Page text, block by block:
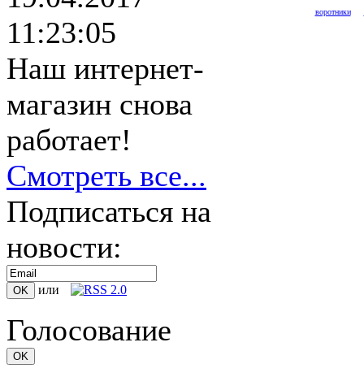
11:23:05
Наш интернет-
магазин снова
работает!
Смотреть все...
Подписаться на
новости:
или
Голосование
воротники